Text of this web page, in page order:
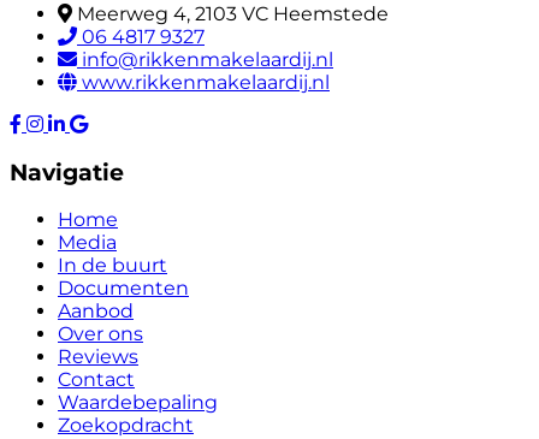
Meerweg 4, 2103 VC Heemstede
06 4817 9327
info@rikkenmakelaardij.nl
www.rikkenmakelaardij.nl
Navigatie
Home
Media
In de buurt
Documenten
Aanbod
Over ons
Reviews
Contact
Waardebepaling
Zoekopdracht